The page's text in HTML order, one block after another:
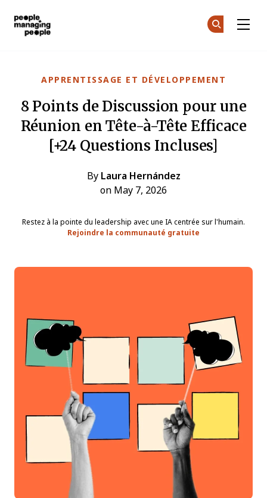
APPRENTISSAGE ET DÉVELOPPEMENT
8 Points de Discussion pour une
Réunion en Tête-à-Tête Efficace
[+24 Questions Incluses]
By Laura Hernández
on May 7, 2026
Restez à la pointe du leadership avec une IA centrée sur l'humain.
Rejoindre la communauté gratuite